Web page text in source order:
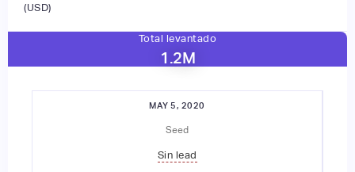
(USD)
Total levantado
1.2M
MAY 5, 2020
Seed
Sin lead